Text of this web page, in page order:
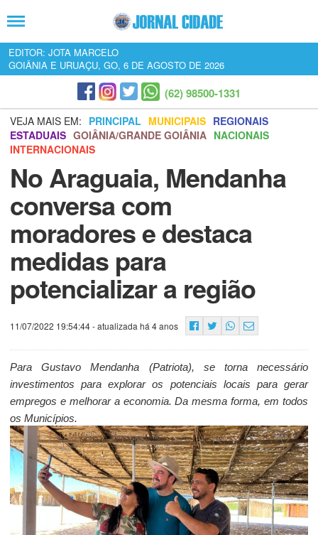
EDITOR: JOTA MARCELO
GOIÂNIA E URUAÇU, GO, 6 DE AGOSTO DE 2026
(62) 98500-1331
VEJA MAIS EM: PRINCIPAL MUNICIPAIS REGIONAIS
ESTADUAIS GOIÂNIA/GRANDE GOIÂNIA NACIONAIS
INTERNACIONAIS
No Araguaia, Mendanha
conversa com
moradores e destaca
medidas para
potencializar a região
11/07/2022 19:54:44- atualizada há 4 anos
Para Gustavo Mendanha (Patriota), se torna necessário
investimentos para explorar os potenciais locais para gerar
empregos e melhorar a economia. Da mesma forma, em todos
os Municípios.